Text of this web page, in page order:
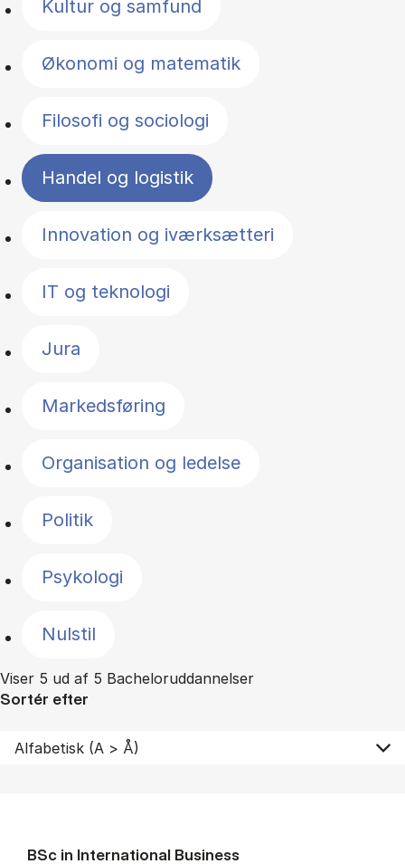
Kultur og samfund
Økonomi og matematik
Filosofi og sociologi
Handel og logistik
Innovation og iværksætteri
IT og teknologi
Jura
Markedsføring
Organisation og ledelse
Politik
Psykologi
Nulstil
Viser 5 ud af 5 Bacheloruddannelser
Sortér efter
BSc in In­ter­na­tion­al Busi­ness